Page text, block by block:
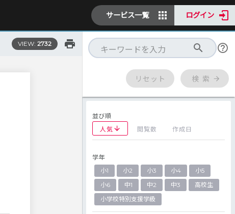
サービス一覧 ログイン
VIEW: 2732
リセット 検 索
並び順
人気
閲覧数 作成日
学年
小1
小2 小3 小4
小5
小6
中1 中2 中3
高校生
小学校特別支援学級